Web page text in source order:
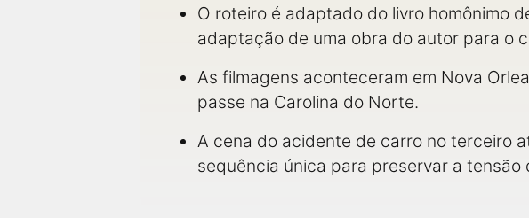
O roteiro é adaptado do livro homônimo
adaptação de uma obra do autor para o
As filmagens aconteceram em Nova
passe na Carolina do Norte.
A cena do acidente de carro no terceiro
sequência única para preservar a tensão